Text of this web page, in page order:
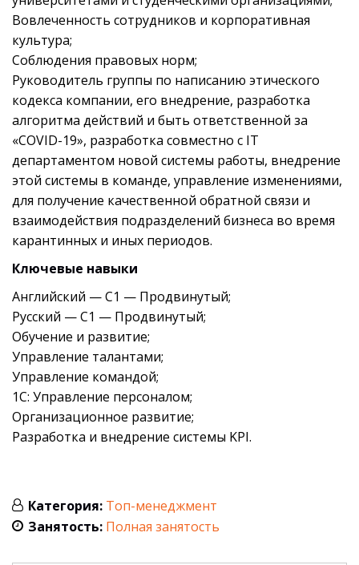
Вовлеченность сотрудников и корпоративная
культура;
Соблюдения правовых норм;
Руководитель группы по написанию этического
кодекса компании, его внедрение, разработка
алгоритма действий и быть ответственной за
«COVID-19», разработка совместно с IT
департаментом новой системы работы, внедрение
этой системы в команде, управление изменениями,
для получение качественной обратной связи и
взаимодействия подразделений бизнеса во время
карантинных и иных периодов.
Ключевые навыки
Английский — С1 — Продвинутый;
Русский — С1 — Продвинутый;
Обучение и развитие;
Управление талантами;
Управление командой;
1С: Управление персоналом;
Организационное развитие;
Разработка и внедрение системы KPI.
Категория: Топ-менеджмент
Занятость: Полная занятость